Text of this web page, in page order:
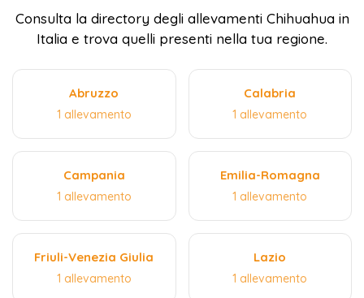
Consulta la directory degli allevamenti Chihuahua in
Italia e trova quelli presenti nella tua regione.
Abruzzo
1 allevamento
Calabria
1 allevamento
Campania
1 allevamento
Emilia-Romagna
1 allevamento
Friuli-Venezia Giulia
1 allevamento
Lazio
1 allevamento